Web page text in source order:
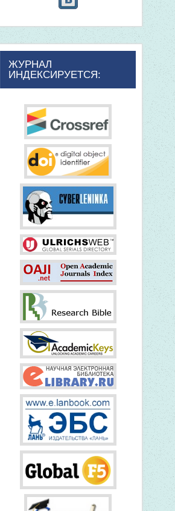
ЖУРНАЛ
ИНДЕКСИРУЕТСЯ: